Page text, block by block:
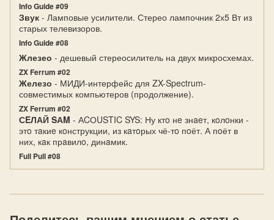
Info Guide #09
Звук - Ламповые усилители. Стерео лампочник 2х5 Вт из
старых телевизоров.
Info Guide #08
Жлезео - дешевый стереосилитель на двух микросхемах.
ZX Ferrum #02
Железо - МИДИ-интерфейс для ZX-Spectrum-
совместимых компьютеров (продолжение).
ZX Ferrum #02
СEЛАЙ SАM - АCОUSTIC SYS: Ну ктo нe знaeт, кoлoнки -
этo тaкиe кoнструкции, из кaтoрых чё-тo пoёт. А пoёт в
них, кaк прaвилo, динaмик.
Full Pull #08